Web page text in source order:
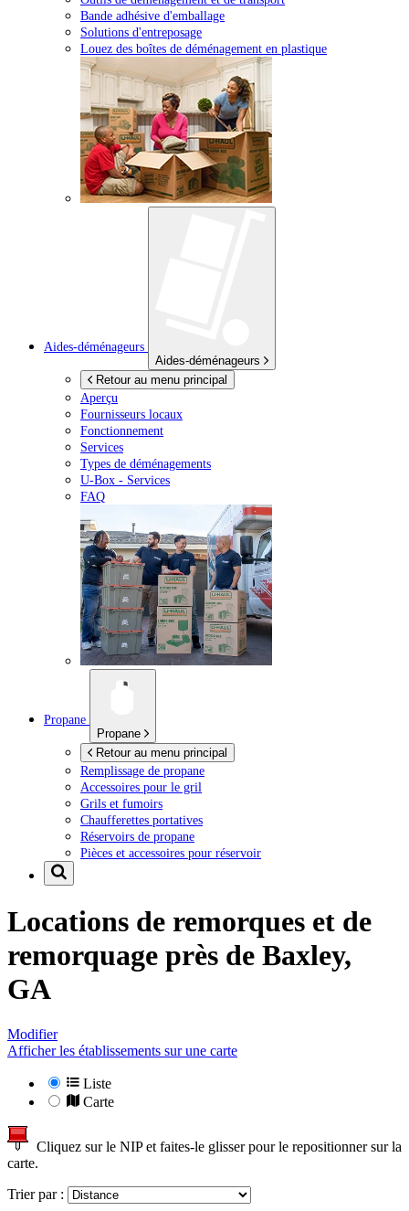
Bande adhésive d'emballage
Solutions d'entreposage
Louez des boîtes de déménagement en plastique
Aides-déménageurs
Aides-déménageurs
Retour au menu principal
Aperçu
Fournisseurs locaux
Fonctionnement
Services
Types de déménagements
U-Box - Services
FAQ
Propane
Propane
Retour au menu principal
Remplissage de propane
Accessoires pour le gril
Grils et fumoirs
Chaufferettes portatives
Réservoirs de propane
Pièces et accessoires pour réservoir
Locations de remorques et de
remorquage près de Baxley,
GA
Modifier
Afficher les établissements sur une carte
Liste
Carte
Cliquez sur le NIP et faites-le glisser pour le repositionner sur la
carte.
Trier par :